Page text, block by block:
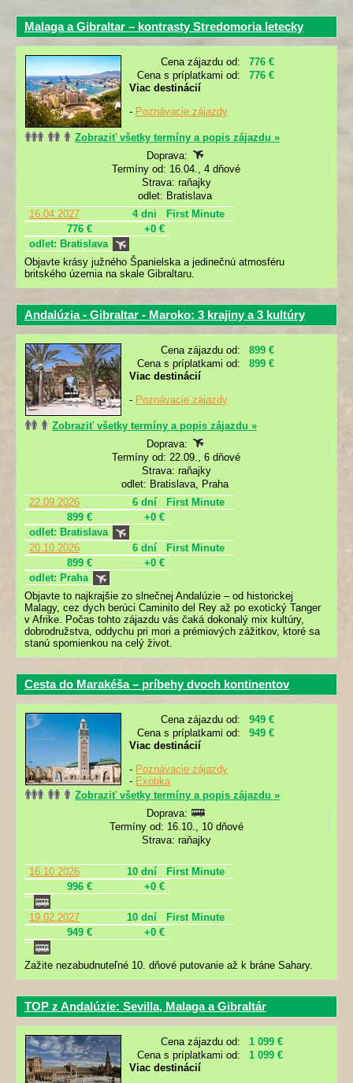
Malaga a Gibraltar – kontrasty Stredomoria letecky
Cena zájazdu od:
776 €
Cena s príplatkami od:
776 €
Viac destinácií
- Poznávacie zájazdy
Zobraziť všetky termíny a popis zájazdu »
Doprava:
Termíny od: 16.04., 4 dňové
Strava: raňajky
odlet: Bratislava
16.04.2027
4 dni
First Minute
776 €
+0 €
odlet: Bratislava
Objavte krásy južného Španielska a jedinečnú atmosféru
britského územia na skale Gibraltaru.
Andalúzia - Gibraltar - Maroko: 3 krajiny a 3 kultúry
Cena zájazdu od:
899 €
Cena s príplatkami od:
899 €
Viac destinácií
- Poznávacie zájazdy
Zobraziť všetky termíny a popis zájazdu »
Doprava:
Termíny od: 22.09., 6 dňové
Strava: raňajky
odlet: Bratislava, Praha
22.09.2026
6 dní
First Minute
899 €
+0 €
odlet: Bratislava
20.10.2026
6 dní
First Minute
899 €
+0 €
odlet: Praha
Objavte to najkrajšie zo slnečnej Andalúzie – od historickej
Malagy, cez dych berúci Caminito del Rey až po exotický Tanger
v Afrike. Počas tohto zájazdu vás čaká dokonalý mix kultúry,
dobrodružstva, oddychu pri mori a prémiových zážitkov, ktoré sa
stanú spomienkou na celý život.
Cesta do Marakéša – príbehy dvoch kontinentov
Cena zájazdu od:
949 €
Cena s príplatkami od:
949 €
Viac destinácií
- Poznávacie zájazdy
- Exotika
Zobraziť všetky termíny a popis zájazdu »
Doprava:
Termíny od: 16.10., 10 dňové
Strava: raňajky
16.10.2026 10 dní
First Minute
996 €
+0 €
19.02.2027 10 dní
First Minute
949 €
+0 €
Zažite nezabudnuteľné 10. dňové putovanie až k bráne Sahary.
TOP z Andalúzie: Sevilla, Malaga a Gibraltár
Cena zájazdu od:
1 099 €
Cena s príplatkami od:
1 099 €
Viac destinácií